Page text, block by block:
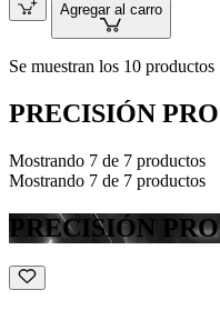
Agregar al carro
Se muestran los 10 productos
PRECISIÓN PRO
Mostrando 7 de 7 productos
Mostrando 7 de 7 productos
PRECISIÓN PRO